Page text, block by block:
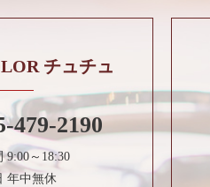
チュチュ
479-2190
9:00～18:30
年中無休